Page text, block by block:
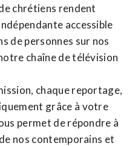
chrétiens rendent
accessible
de personnes sur nos
chaîne de télévision
chaque reportage,
grâce à votre
permet de répondre à
nos contemporains et